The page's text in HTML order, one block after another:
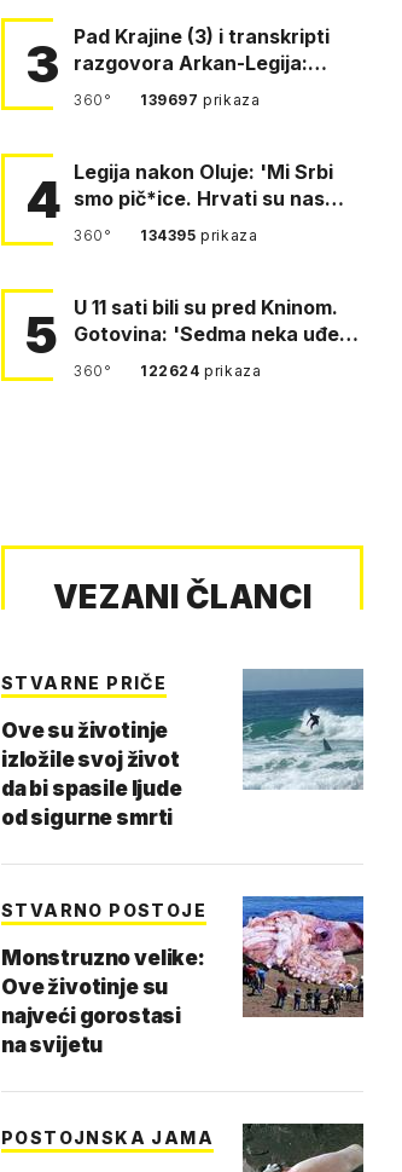
3
Pad Krajine (3) i transkripti
razgovora Arkan-Legija:
'Čujem, prelazite ustašam…
360° 139697prikaza
4 Legija nakon Oluje: 'Mi Srbi
smo pič*ice. Hrvati su nas
pomeli!'
360° 134395prikaza
5
U 11 sati bili su pred Kninom.
Gotovina: 'Sedma neka uđe,
4. gardijska neka g…
360° 122624prikaza
VEZANI ČLANCI
STVARNE PRIČE
Ove su životinje
izložile svoj život
da bi spasile ljude
od sigurne smrti
STVARNO POSTOJE
Monstruzno velike:
Ove životinje su
najveći gorostasi
na svijetu
POSTOJNSKA JAMA